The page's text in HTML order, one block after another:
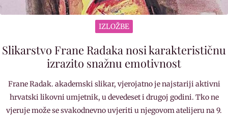
IZLOŽBE
Slikarstvo Frane Radaka nosi karakterističnu
izrazito snažnu emotivnost
Frane Radak. akademski slikar, vjerojatno je najstariji aktivni
hrvatski likovni umjetnik, u devedeset i drugoj godini. Tko ne
vjeruje može se svakodnevno uvjeriti u njegovom atelijeru na 9.